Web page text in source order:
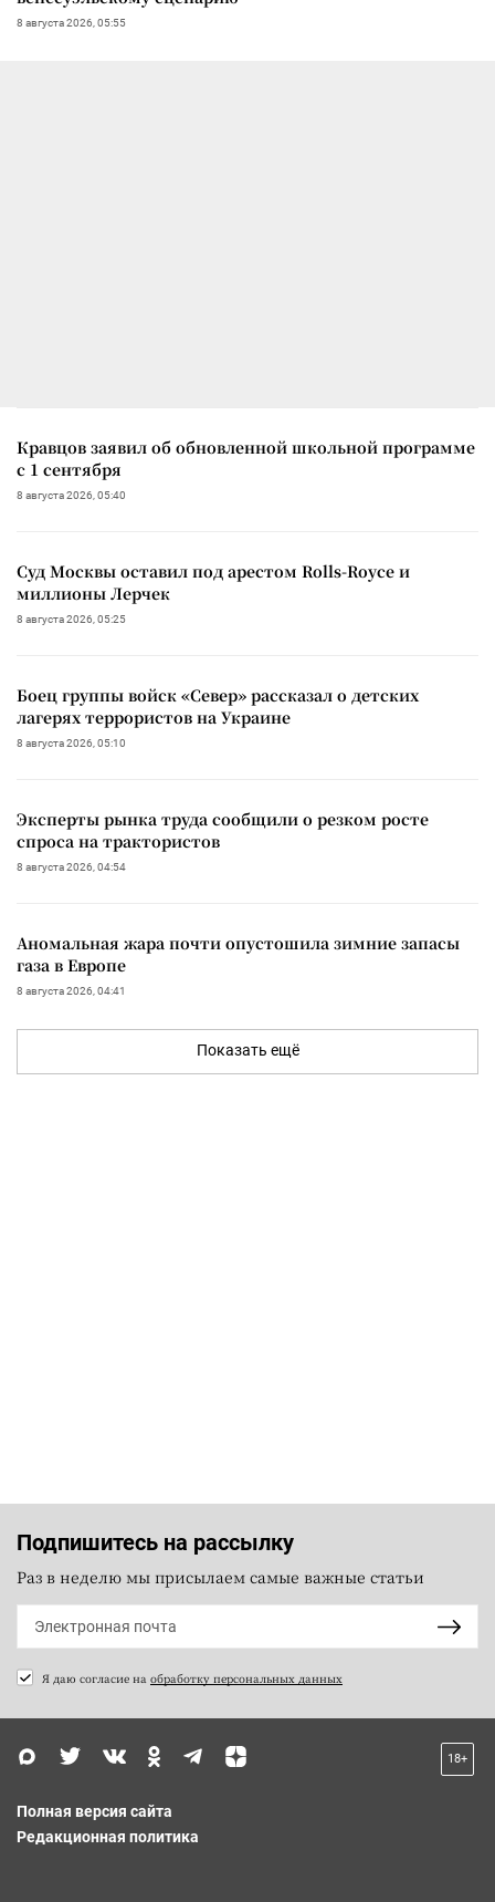
8 августа 2026, 05:55
Кравцов заявил об обновленной школьной программе
с 1 сентября
8 августа 2026, 05:40
Суд Москвы оставил под арестом Rolls-Royce и
миллионы Лерчек
8 августа 2026, 05:25
Боец группы войск «Север» рассказал о детских
лагерях террористов на Украине
8 августа 2026, 05:10
Эксперты рынка труда сообщили о резком росте
спроса на трактористов
8 августа 2026, 04:54
Аномальная жара почти опустошила зимние запасы
газа в Европе
8 августа 2026, 04:41
Показать ещё
Подпишитесь на рассылку
Раз в неделю мы присылаем самые важные статьи
Я даю согласие на обработку персональных данных
18+
Полная версия сайта
Редакционная политика